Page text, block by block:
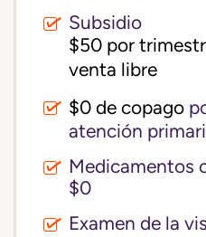
Subsidio
$50 por
venta libre
$0 de copago
atención
Medicamentos
$0
Examen de la